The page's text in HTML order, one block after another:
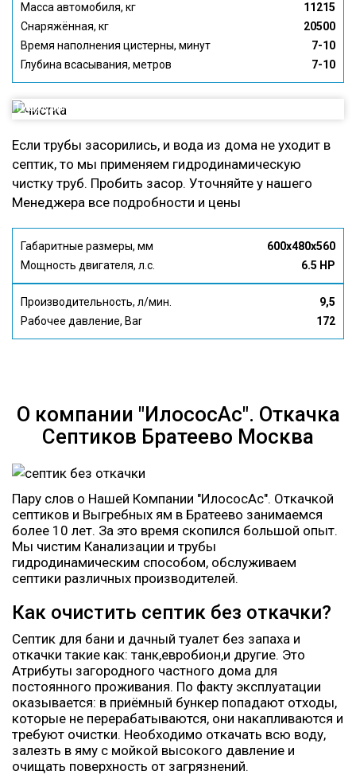
Масса автомобиля, кг
11215
Снаряжённая, кг
20500
Время наполнения цистерны, минут
7-10
Глубина всасывания, метров
7-10
Гидродинамическая чистка Труб
Если трубы засорились, и вода из дома не уходит в
септик, то мы применяем гидродинамическую
чистку труб. Пробить засор. Уточняйте у нашего
Менеджера все подробности и цены
Габаритные размеры, мм
600x480x560
Мощность двигателя, л.с.
6.5 HP
Производительность, л/мин.
9,5
Рабочее давление, Bar
172
О компании "ИлососАс". Откачка
Септиков Братеево Москва
Пару слов о Нашей Компании "ИлососАс". Откачкой
септиков и Выгребных ям в Братеево занимаемся
более 10 лет. За это время скопился большой опыт.
Мы чистим Канализации и трубы
гидродинамическим способом, обслуживаем
септики различных производителей.
Как очистить септик без откачки?
Септик для бани и дачный туалет без запаха и
откачки такие как: танк,евробион,и другие. Это
Атрибуты загородного частного дома для
постоянного проживания. По факту эксплуатации
оказывается: в приёмный бункер попадают отходы,
которые не перерабатываются, они накапливаются и
требуют очистки. Необходимо откачать всю воду,
залезть в яму с мойкой высокого давление и
очищать поверхность от загрязнений.